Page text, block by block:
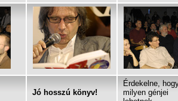
Jó hosszú könyv!
Érdekelne,
milyen génjei